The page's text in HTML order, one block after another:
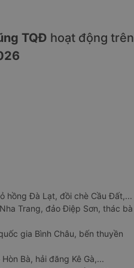
TQĐ hoạt động trên
hồng Đà Lạt, đồi chè Cầu Đất,...
Trang, đảo Điệp Sơn, thác bà
gia Bình Châu, bến thuyền
Bà, hải đăng Kê Gà,...